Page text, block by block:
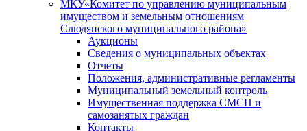
МКУ«Комитет по управлению муниципальным
имуществом и земельным отношениям
Слюдянского муниципального района»
Аукционы
Сведения о муниципальных объектах
Отчеты
Положения, административные регламенты
Муниципальный земельный контроль
Имущественная поддержка СМСП и
самозанятых граждан
Контакты